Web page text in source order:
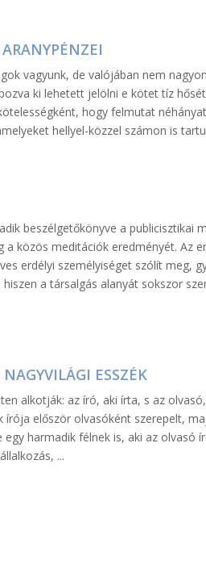
vagyunk, de valójában nem
ki lehetett jelölni e kötet tíz
hogy felmutat
hellyel-közzel számon is
beszélgetőkönyve a publicisztikai
a közös meditációk eredményét. Az
erdélyi személyiséget szólít meg,
a társalgás alanyát sokszor
ESSZÉK
alkotják: az író, aki írta, s az
először olvasóként szerepelt,
harmadik félnek is, aki az olvasó
...